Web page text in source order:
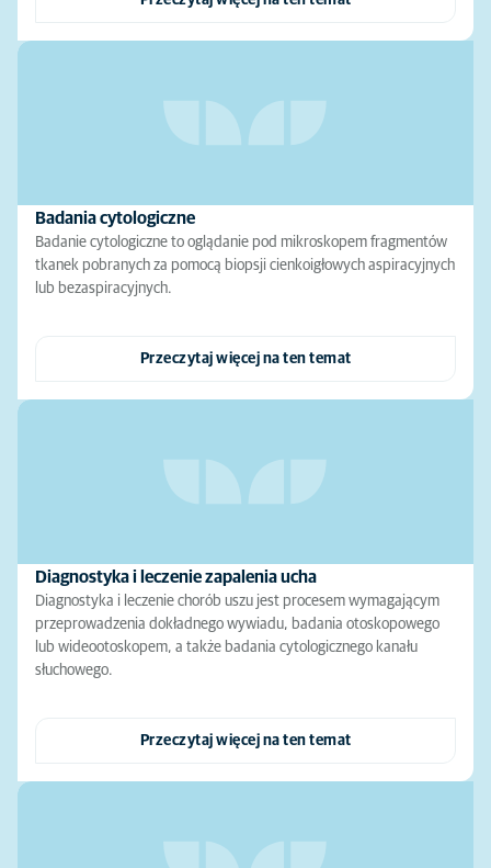
Badania cytologiczne
Badanie cytologiczne to oglądanie pod mikroskopem fragmentów
tkanek pobranych za pomocą biopsji cienkoigłowych aspiracyjnych
lub bezaspiracyjnych.
Przeczytaj więcej na ten temat
Diagnostyka i leczenie zapalenia ucha
Diagnostyka i leczenie chorób uszu jest procesem wymagającym
przeprowadzenia dokładnego wywiadu, badania otoskopowego
lub wideootoskopem, a także badania cytologicznego kanału
słuchowego.
Przeczytaj więcej na ten temat